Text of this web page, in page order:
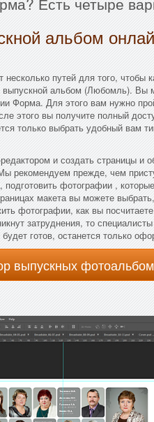
альбом
путей для того, чтобы
выпускной альбом (Любомль). Вы
Форма. Для этого вам нужно
этого вы получите полный
только выбрать удобный вам
и создать страницы и
рекомендуем прежде, чем
фотографии ,
макета вы можете
фотографии, как вы
затруднения, то
готов, останется только
выпускных